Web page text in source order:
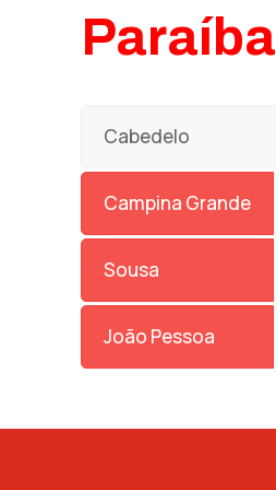
Paraíba
Cabedelo
Campina Grande
Sousa
João Pessoa